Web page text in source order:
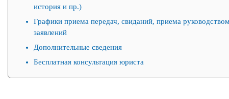
история и пр.)
Графики приема передач, свиданий, приема
заявлений
Дополнительные сведения
Бесплатная консультация юриста